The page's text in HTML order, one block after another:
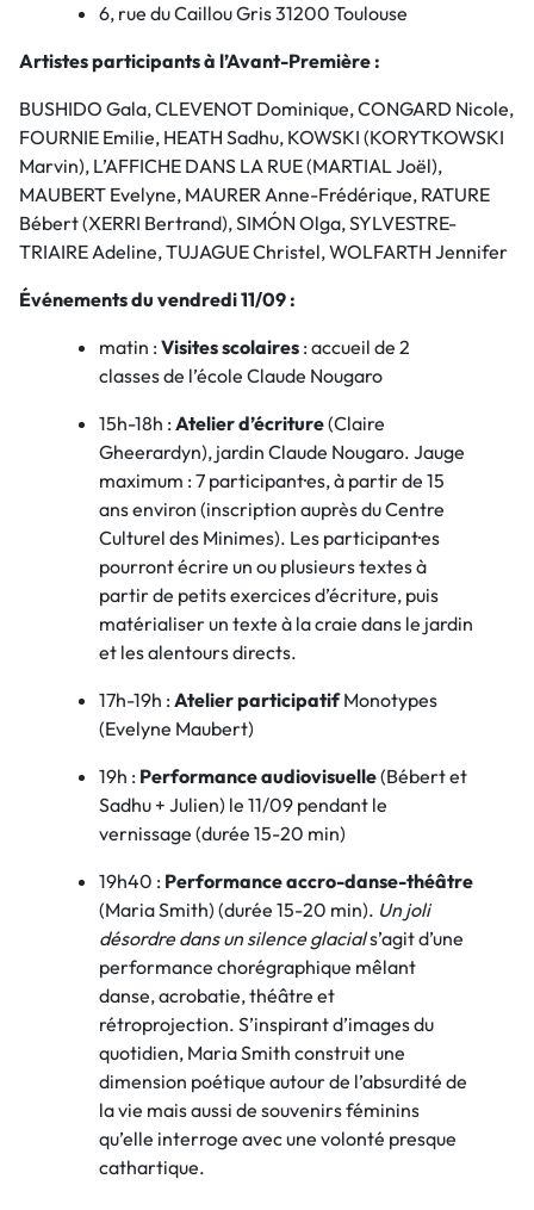
6, rue du Caillou Gris 31200 Toulouse
Artistes participants à l’Avant-Première :
BUSHIDO Gala, CLEVENOT Dominique, CONGARD Nicole,
FOURNIE Emilie, HEATH Sadhu, KOWSKI (KORYTKOWSKI
Marvin), L’AFFICHE DANS LA RUE (MARTIAL Joël),
MAUBERT Evelyne, MAURER Anne-Frédérique, RATURE
Bébert (XERRI Bertrand), SIMÓN Olga, SYLVESTRE-
TRIAIRE Adeline, TUJAGUE Christel, WOLFARTH Jennifer
Événements du vendredi 11/09 :
matin : Visites scolaires : accueil de 2
classes de l’école Claude Nougaro
15h-18h : Atelier d’écriture(Claire
Gheerardyn), jardin Claude Nougaro. Jauge
maximum : 7 participant·es, à partir de 15
ans environ (inscription auprès du Centre
Culturel des Minimes). Les participant·es
pourront écrire un ou plusieurs textes à
partir de petits exercices d’écriture, puis
matérialiser un texte à la craie dans le jardin
et les alentours directs.
17h-19h : Atelier participatifMonotypes
(Evelyne Maubert)
19h : Performance audiovisuelle(Bébert et
Sadhu + Julien) le 11/09 pendant le
vernissage (durée 15-20 min)
19h40 : Performance accro-danse-théâtre
(Maria Smith) (durée 15-20 min). Un joli
désordre dans un silence glacials’agit d’une
performance chorégraphique mêlant
danse, acrobatie, théâtre et
rétroprojection. S’inspirant d’images du
quotidien, Maria Smith construit une
dimension poétique autour de l’absurdité de
la vie mais aussi de souvenirs féminins
qu’elle interroge avec une volonté presque
cathartique.